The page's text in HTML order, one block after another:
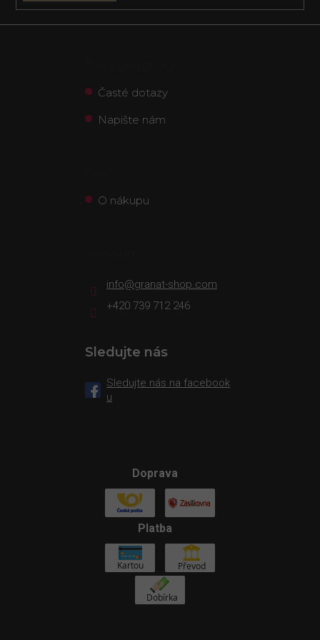
Časté dotazy
Napište nám
O nákupu
info@granat-shop.com
+420 739 712 246
Sledujte nás
Sledujte nás na facebook
u
Doprava
Platba